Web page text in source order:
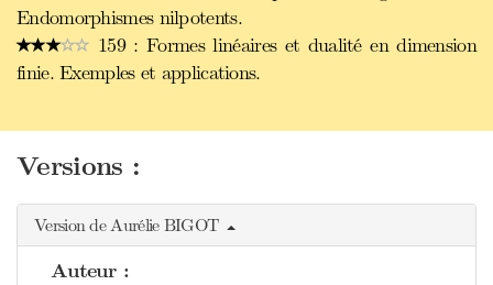
Endomorphismes nilpotents.
159 : Formes linéaires et dualité en dimension
finie. Exemples et applications.
Versions :
Version de Aurélie BIGOT
Auteur :